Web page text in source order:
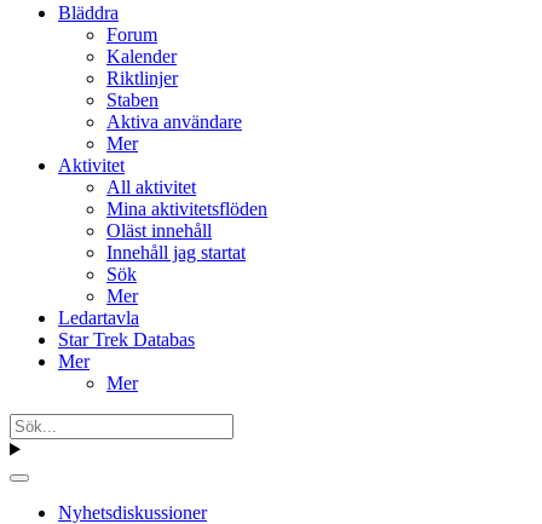
Bläddra
Forum
Kalender
Riktlinjer
Staben
Aktiva användare
Mer
Aktivitet
All aktivitet
Mina aktivitetsflöden
Oläst innehåll
Innehåll jag startat
Sök
Mer
Ledartavla
Star Trek Databas
Mer
Mer
Nyhetsdiskussioner